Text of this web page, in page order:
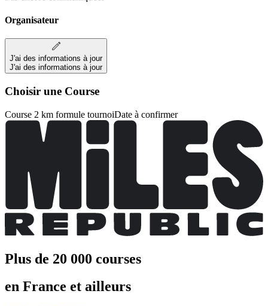
Organisateur
J'ai des informations à jour
J'ai des informations à jour
Choisir une Course
Course 2 km formule tournoiDate à confirmer
Plus de 20 000 courses
en France et ailleurs